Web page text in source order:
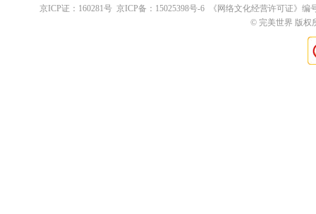
京ICP证： 160281号 京ICP备： 15025398号-6 《网络文化经营许可证》编
© 完美世界 版权